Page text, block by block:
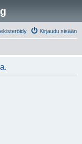
Kirjaudu sisään